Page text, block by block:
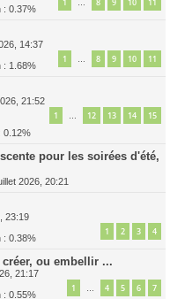
…
: 0.37%
14:37
1 … 8 9 10 11
: 1.68%
21:52
1 … 12 13 14 15
0.12%
pour les soirées d'été,
2026, 20:21
23:19
1 2 3 4
: 0.38%
ou embellir ...
21:17
1 … 4 5 6 7
: 0.55%